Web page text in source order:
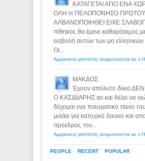
PEOPLE RECENT POPULAR
ΚΑΤΑΓΕΤΑΙ ΑΠΟ ΕΝΑ
ΟΛΗ Η ΠΕΛΟΠΟΝΗΣΟ ΠΡΩΤΟΥ
ΑΛΒΑΝΟΠΟΙΗΘΕΙ ΕΙΧΕ
πίθηκος θα έμενε καθαρόαιμος
εισβολή αυτών των μη
Οι...
ΜΑΚΔΟΣ
Έχουν απόλυτο δίκιο
Ο ΚΑΣΙΔΙΑΡΗΣ αν και θέλει να
δέχομαι ενα πνευματικό τέκνο
μιλάει για κατοχικό δανειο και
πρόεδρος του...